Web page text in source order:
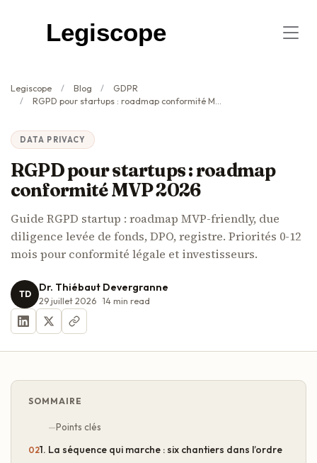
Legiscope
Legiscope Blog
GDPR
RGPD pour startups : roadmap conformité MVP 2026
DATA PRIVACY
RGPD pour startups : roadmap
conformité MVP 2026
Guide RGPD startup : roadmap MVP-friendly, due
diligence levée de fonds, DPO, registre. Priorités 0-12
mois pour conformité légale et investisseurs.
TD Dr. Thiébaut Devergranne
29 juillet 2026 14 min read
SOMMAIRE
Points clés
1. La séquence qui marche : six chantiers dans l’ordre